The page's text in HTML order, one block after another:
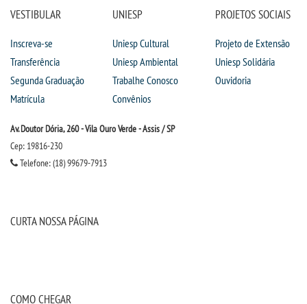
VESTIBULAR
Inscreva-se
Transferência
Segunda Graduação
Matrícula
UNIESP
Uniesp Cultural
Uniesp Ambiental
Trabalhe Conosco
Convênios
PROJETOS SOCIAIS
Projeto de Extensão
Uniesp Solidária
Ouvidoria
Av. Doutor Dória, 260 - Vila Ouro Verde - Assis / SP
Cep: 19816-230
Telefone: (18) 99679-7913
CURTA NOSSA PÁGINA
COMO CHEGAR